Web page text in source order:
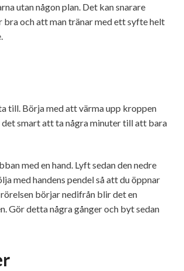
utan någon plan. Det kan snarare
och att man tränar med ett syfte helt
till. Börja med att värma upp kroppen
smart att ta några minuter till att bara
med en hand. Lyft sedan den nedre
med handens pendel så att du öppnar
börjar nedifrån blir det en
Gör detta några gånger och byt sedan